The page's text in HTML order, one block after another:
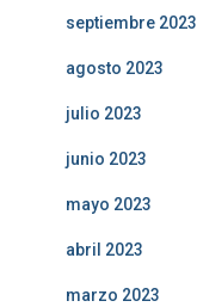
septiembre 2023
agosto 2023
julio 2023
junio 2023
mayo 2023
abril 2023
marzo 2023